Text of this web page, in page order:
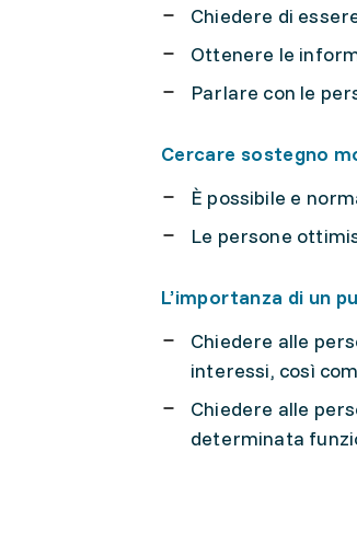
Chiedere di
Ottenere le
Parlare con le
Cercare sostegno
È possibile e
Le persone
L’importanza di un
Chiedere alle
interessi, così
Chiedere alle
determinata